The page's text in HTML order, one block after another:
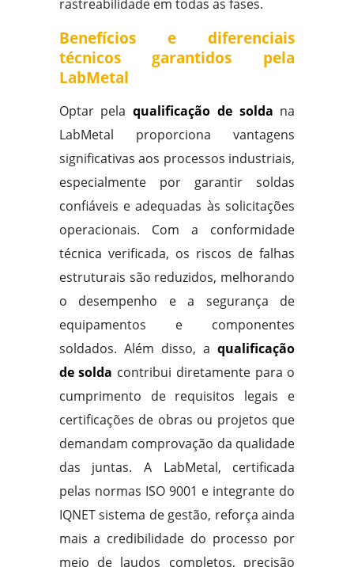
rastreabilidade em todas as fases.
Benefícios e diferenciais
técnicos garantidos pela
LabMetal
Optar pelaqualificação de solda na
LabMetal proporciona vantagens
significativas aos processos industriais,
especialmente por garantir soldas
confiáveis e adequadas às solicitações
operacionais. Com a conformidade
técnica verificada, os riscos de falhas
estruturais são reduzidos, melhorando
o desempenho e a segurança de
equipamentos e componentes
soldados. Além disso, aqualificação
de solda contribui diretamente para o
cumprimento de requisitos legais e
certificações de obras ou projetos que
demandam comprovação da qualidade
das juntas. A LabMetal, certificada
pelas normas ISO 9001 e integrante do
IQNET sistema de gestão, reforça ainda
mais a credibilidade do processo por
meio de laudos completos, precisão